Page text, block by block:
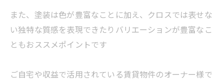
また、塗装は色が豊富なことに加え、クロスでは表せな
い独特な質感を表現できたりバリエーションが豊富なこ
ともおススメポイントです
ご自宅や収益で活用されている賃貸物件のオーナー様で